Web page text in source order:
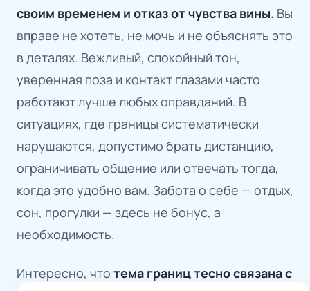
своим временем и отказ от чувства вины. Вы
вправе не хотеть, не мочь и не объяснять это
в деталях. Вежливый, спокойный тон,
уверенная поза и контакт глазами часто
работают лучше любых оправданий. В
ситуациях, где границы систематически
нарушаются, допустимо брать дистанцию,
ограничивать общение или отвечать тогда,
когда это удобно вам. Забота о себе — отдых,
сон, прогулки — здесь не бонус, а
необходимость.
Интересно, что тема границ тесно связана с